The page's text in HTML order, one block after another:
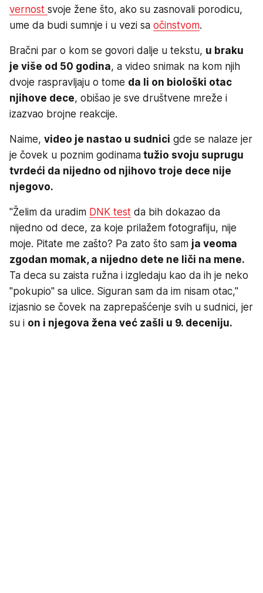
vernost svoje žene što, ako su zasnovali porodicu,
ume da budi sumnje i u vezi sa očinstvom.
Bračni par o kom se govori dalje u tekstu, u braku
je više od 50 godina, a video snimak na kom njih
dvoje raspravljaju o tome da li on biološki otac
njihove dece, obišao je sve društvene mreže i
izazvao brojne reakcije.
Naime, video je nastao u sudnici gde se nalaze jer
je čovek u poznim godinama tužio svoju suprugu
tvrdeći da nijedno od njihovo troje dece nije
njegovo.
"Želim da uradim DNK test da bih dokazao da
nijedno od dece, za koje prilažem fotografiju, nije
moje. Pitate me zašto? Pa zato što sam ja veoma
zgodan momak, a nijedno dete ne liči na mene.
Ta deca su zaista ružna i izgledaju kao da ih je neko
"pokupio" sa ulice. Siguran sam da im nisam otac,"
izjasnio se čovek na zaprepašćenje svih u sudnici, jer
su i on i njegova žena već zašli u 9. deceniju.